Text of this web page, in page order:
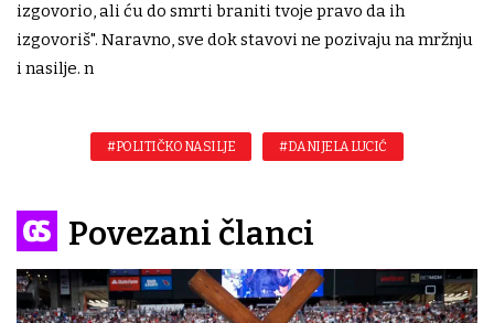
izgovorio, ali ću do smrti braniti tvoje pravo da ih
izgovoriš". Naravno, sve dok stavovi ne pozivaju na mržnju
i nasilje. n
#POLITIČKO NASILJE #DANIJELA LUCIĆ
Povezani članci